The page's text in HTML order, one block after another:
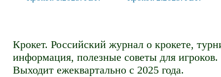
Крокет. Российский журнал о крокете,
информация, полезные советы для игроков.
Выходит ежеквартально с 2025 года.